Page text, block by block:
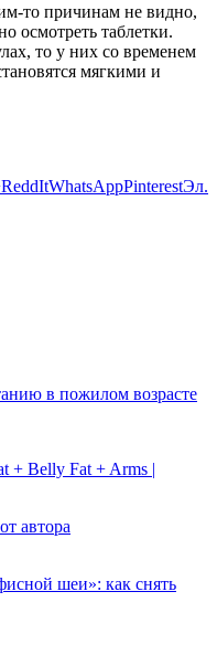
то причинам не видно,
осмотреть таблетки.
то у них со временем
мягкими и
ReddItWhatsAppPinterestЭл.
в пожилом возрасте
+ Belly Fat + Arms |
автора
шеи»: как снять